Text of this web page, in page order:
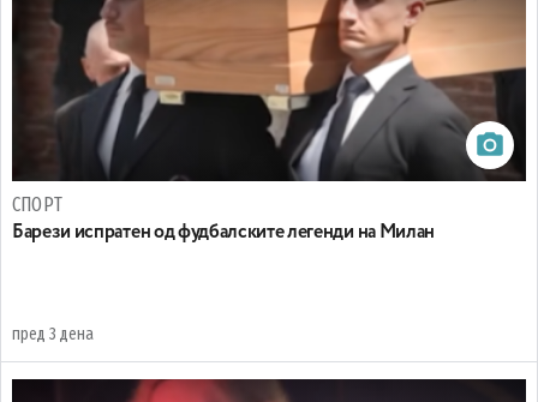
СПОРТ
Барези испратен од фудбалските легенди на Милан
пред 3 дена